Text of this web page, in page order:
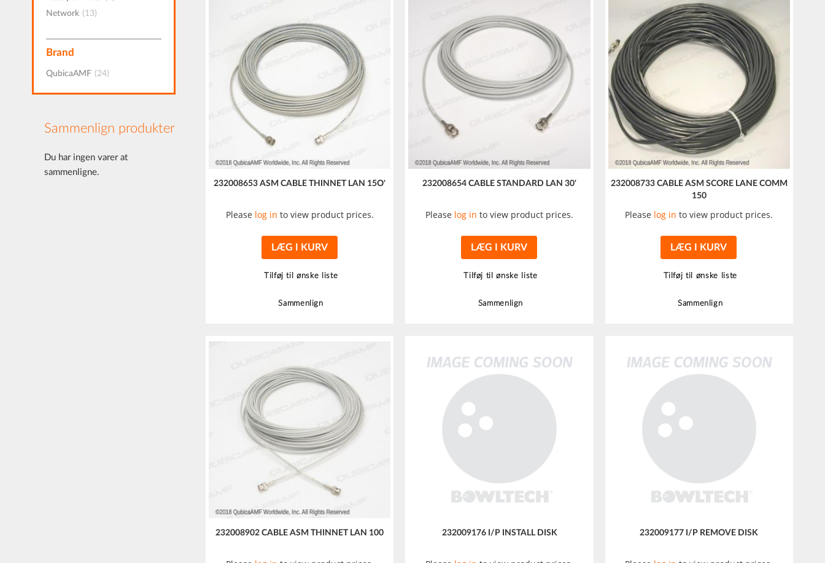
232008653 ASM CABLE THINNET LAN 15O'
Please log in to view product prices.
LÆG I KURV
Tilføj til ønske liste
Sammenlign
232008654 CABLE STANDARD LAN 30'
Please log in to view product prices.
LÆG I KURV
Tilføj til ønske liste
Sammenlign
232008733 CABLE ASM SCORE LANE COMM
150
Please log in to view product prices.
LÆG I KURV
Tilføj til ønske liste
Sammenlign
232008902 CABLE ASM THINNET LAN 100 232009176 I/P INSTALL DISK 232009177 I/P REMOVE DISK
Network 13vare
Brand
QubicaAMF 24vare
Sammenlign produkter
Du har ingen varer at
sammenligne.